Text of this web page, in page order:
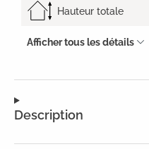
Description
Hauteur totale
Afficher tous les détails